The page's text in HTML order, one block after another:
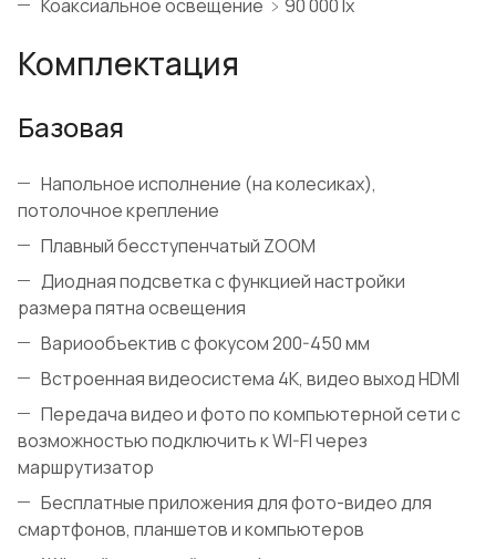
Коаксиальное освещение ﹥90 000 lx
Комплектация
Базовая
Напольное исполнение (на колесиках),
потолочное крепление
Плавный бесступенчатый ZOOM
Диодная подсветка с функцией настройки
размера пятна освещения
Вариообъектив с фокусом 200-450 мм
Встроенная видеосистема 4K, видео выход HDMI
Передача видео и фото по компьютерной сети с
возможностью подключить к WI-FI через
маршрутизатор
Бесплатные приложения для фото-видео для
смартфонов, планшетов и компьютеров